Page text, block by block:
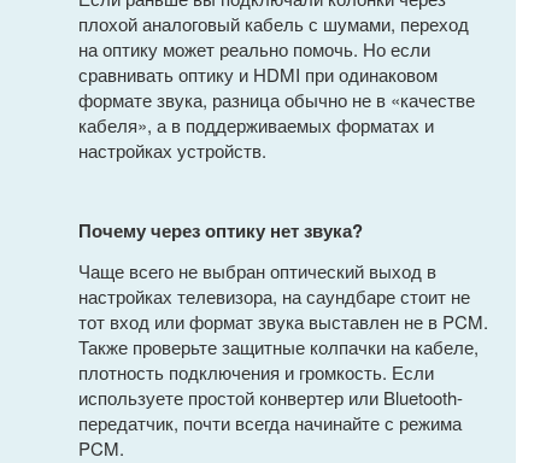
плохой аналоговый кабель с шумами, переход
на оптику может реально помочь. Но если
сравнивать оптику и HDMI при одинаковом
формате звука, разница обычно не в «качестве
кабеля», а в поддерживаемых форматах и
настройках устройств.
Почему через оптику нет звука?
Чаще всего не выбран оптический выход в
настройках телевизора, на саундбаре стоит не
тот вход или формат звука выставлен не в PCM.
Также проверьте защитные колпачки на кабеле,
плотность подключения и громкость. Если
используете простой конвертер или Bluetooth-
передатчик, почти всегда начинайте с режима
PCM.